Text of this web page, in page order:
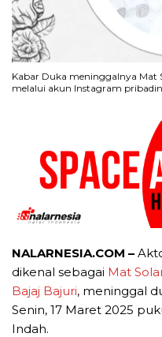
Kabar Duka meninggalnya Mat
melalui akun Instagram
NALARNESIA.COM –
dikenal sebagai Mat
Bajaj Bajuri, meninggal
Senin, 17 Maret 2025
Indah.